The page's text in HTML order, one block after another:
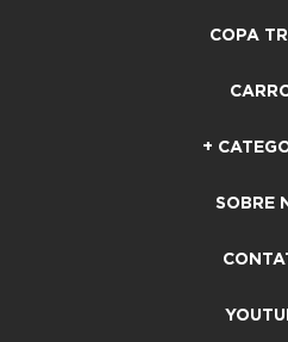
COPA
+
SOBRE